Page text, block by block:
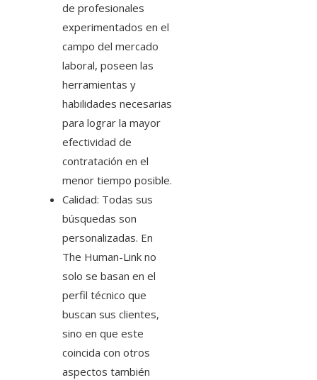
de profesionales
experimentados en el
campo del mercado
laboral, poseen las
herramientas y
habilidades necesarias
para lograr la mayor
efectividad de
contratación en el
menor tiempo posible.
Calidad: Todas sus
búsquedas son
personalizadas. En
The Human-Link no
solo se basan en el
perfil técnico que
buscan sus clientes,
sino en que este
coincida con otros
aspectos también